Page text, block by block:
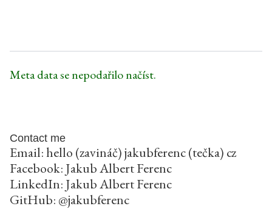
Meta data se nepodařilo načíst.
Contact me
Email: hello (zavináč) jakubferenc (tečka) cz
Facebook: Jakub Albert Ferenc
LinkedIn: Jakub Albert Ferenc
GitHub: @jakubferenc